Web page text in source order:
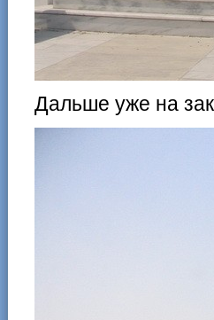
Дальше уже на